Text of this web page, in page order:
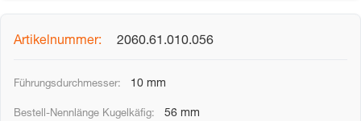
2060.61.010.056
10 mm
56 mm